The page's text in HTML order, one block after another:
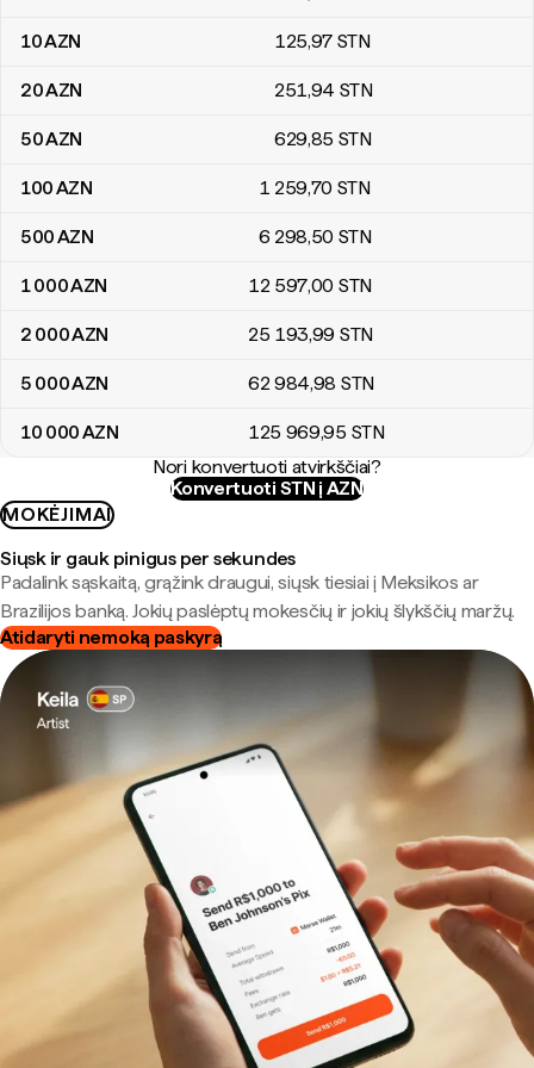
10AZN 125,97 STN
20AZN 251,94 STN
50AZN 629,85 STN
100AZN 1 259,70 STN
500AZN 6 298,50 STN
1 000AZN 12 597,00 STN
2 000AZN 25 193,99 STN
5 000AZN 62 984,98 STN
10 000AZN 125 969,95 STN
Nori konvertuoti atvirkščiai?
Konvertuoti STN į AZN
MOKĖJIMAI
Siųsk ir gauk pinigus per sekundes
Padalink sąskaitą, grąžink draugui, siųsk tiesiai į Meksikos ar
Brazilijos banką. Jokių paslėptų mokesčių ir jokių šlykščių maržų.
Atidaryti nemoką paskyrą